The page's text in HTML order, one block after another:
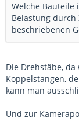
Welche Bauteile
Belastung
beschriebenen
Die Drehstäbe,
Koppelstangen,
kann man
Und zur